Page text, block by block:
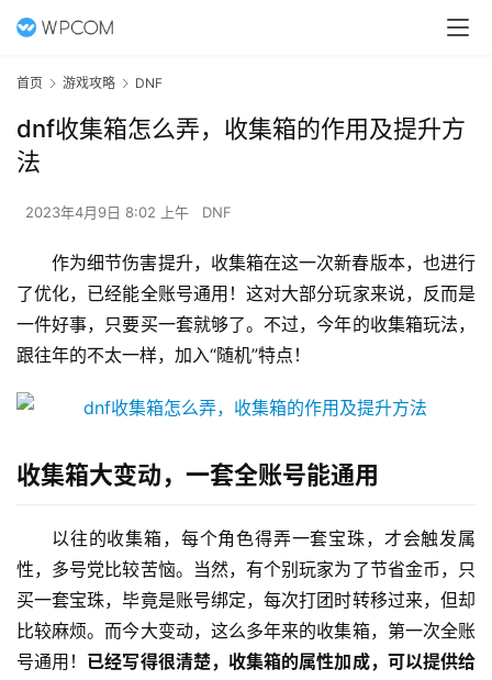
首页 游戏攻略 DNF
dnf收集箱怎么弄，收集箱的作用及提升方
法
2023年4月9日 8:02 上午 DNF
作为细节伤害提升，收集箱在这一次新春版本，也进行
了优化，已经能全账号通用！这对大部分玩家来说，反而是
一件好事，只要买一套就够了。不过，今年的收集箱玩法，
跟往年的不太一样，加入“随机”特点！
收集箱大变动，一套全账号能通用
以往的收集箱，每个角色得弄一套宝珠，才会触发属
性，多号党比较苦恼。当然，有个别玩家为了节省金币，只
买一套宝珠，毕竟是账号绑定，每次打团时转移过来，但却
比较麻烦。而今大变动，这么多年来的收集箱，第一次全账
号通用！ 已经写得很清楚，收集箱的属性加成，可以提供给